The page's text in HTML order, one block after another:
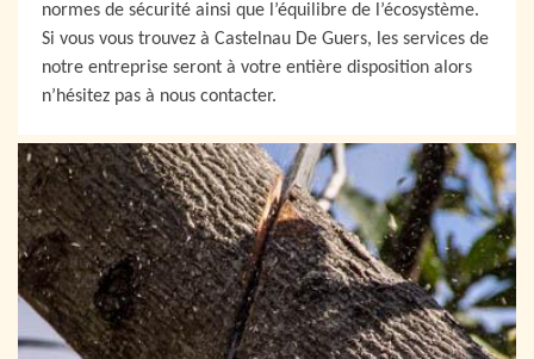
normes de sécurité ainsi que l’équilibre de l’écosystème.
Si vous vous trouvez à Castelnau De Guers, les services de
notre entreprise seront à votre entière disposition alors
n’hésitez pas à nous contacter.